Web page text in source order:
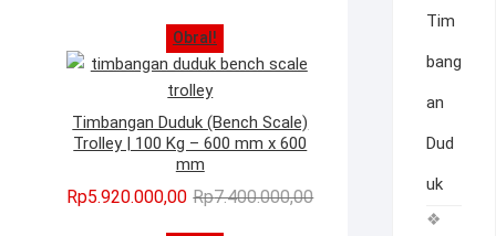
Obral!
Timbangan Duduk (Bench Scale)
Trolley | 100 Kg – 600 mm x 600
mm
Rp7.400.000,00Harga
Rp5.920.000,00
Harga
Tim
bang
an
Dud
uk